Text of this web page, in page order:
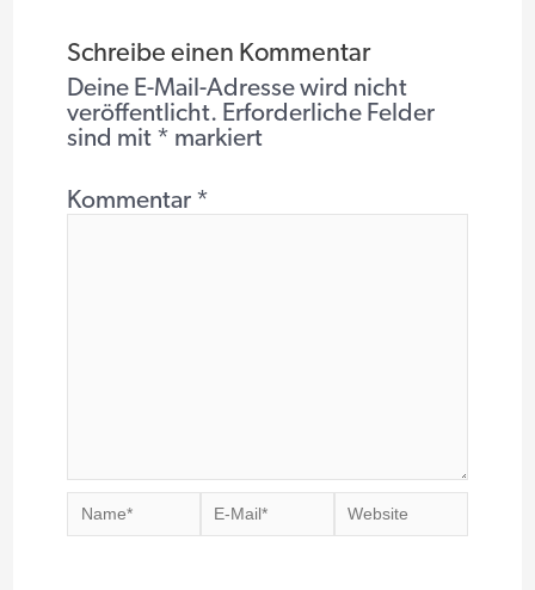
Schreibe einen Kommentar
Deine E-Mail-Adresse wird nicht
veröffentlicht. Erforderliche Felder
sind mit * markiert
Kommentar *
Name*
E-
Mail*
Website